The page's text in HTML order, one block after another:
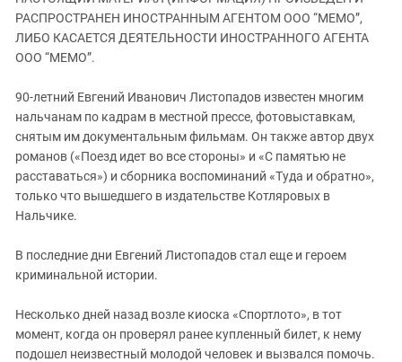
ЗАСТАВЛЯЕТ
МОБИЛИЗАЦИЯ И ПРОТЕСТЫ
Дагестан
Ингушетия
Калмыкия
Карачаево-Черкесия
Краснодарский край
Нагорный Карабах
Российская Федерация
Северная Осетия - Алания
Ставропольский край
Чечня
РАСПРОСТРАНЕН ИНОСТРАННЫМ АГЕНТОМ ООО “МЕМО”,
ЛИБО КАСАЕТСЯ ДЕЯТЕЛЬНОСТИ ИНОСТРАННОГО АГЕНТА
ООО “МЕМО”.
90-летний Евгений Иванович Листопадов известен многим
нальчанам по кадрам в местной прессе, фотовыставкам,
снятым им документальным фильмам. Он также автор двух
романов («Поезд идет во все стороны» и «С памятью не
расставаться») и сборника воспоминаний «Туда и обратно»,
только что вышедшего в издательстве Котляровых в
Нальчике.
В последние дни Евгений Листопадов стал еще и героем
криминальной истории.
Несколько дней назад возле киоска «Спортлото», в тот
момент, когда он проверял ранее купленный билет, к нему
подошел неизвестный молодой человек и вызвался помочь.